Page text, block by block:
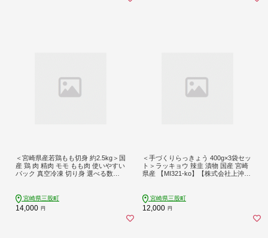
＜宮崎県産若鶏もも切身 約2.5kg＞国
産 鶏 肉 精肉 モモ もも肉 使いやすい
パック 真空冷凍 切り身 選べる数量
モ 鳥モモ 鳥もも 小分け 【MI434-t
r】【TRINITY】
宮崎県三股町
14,000 円
＜手づくりらっきょう 400g×3袋セッ
ト＞ラッキョウ 辣韭 漬物 国産 宮崎
県産 【MI321-ko】【株式会社上沖産
宮崎県三股町
12,000 円